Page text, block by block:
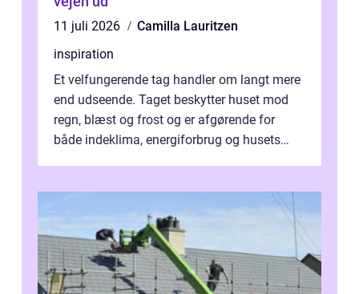
11 juli 2026
Camilla Lauritzen
inspiration
Et velfungerende tag handler om langt mere
end udseende. Taget beskytter huset mod
regn, blæst og frost og er afgørende for
både indeklima, energiforbrug og husets